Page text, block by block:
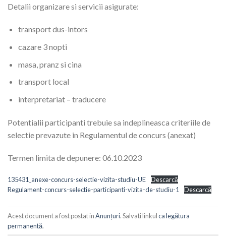
Detalii organizare si servicii asigurate:
transport dus-intors
cazare 3 nopti
masa, pranz si cina
transport local
interpretariat – traducere
Potentialii participanti trebuie sa indeplineasca criteriile de
selectie prevazute in Regulamentul de concurs (anexat)
Termen limita de depunere: 06.10.2023
135431_anexe-concurs-selectie-vizita-studiu-UE
Descarcă
Regulament-concurs-selectie-participanti-vizita-de-studiu-1
Descarcă
Acest document a fost postat inAnunțuri. Salvati linkulca legătura
permanentă.